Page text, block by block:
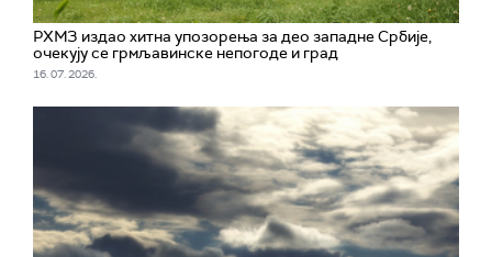
РХМЗ издао хитна упозорења за део западне Србије,
очекују се грмљавинске непогоде и град
16. 07. 2026.